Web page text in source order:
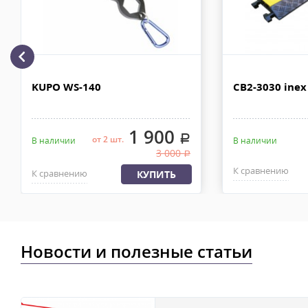
Доставка по Москве, МО и России - EMS ПОЧТА РОССИИ
Отправку заказа курьерской службой EMS осуществляем из
KUPO WS-140
В наличии от 2 шт.1 900 .
3 000.
К сравнению КУПИТЬ
CB2-3030 inex
В наличии
К сравнению
Новости и полезные статьи